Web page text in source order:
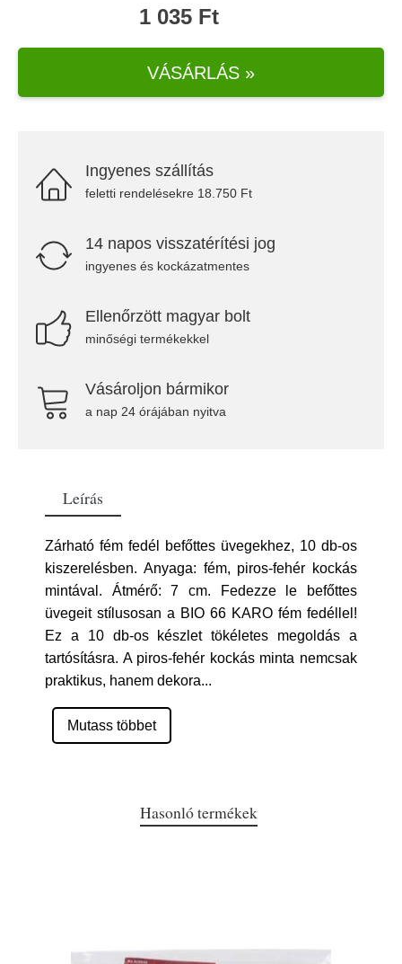
1 035 Ft
VÁSÁRLÁS »
Ingyenes szállítás
feletti rendelésekre 18.750 Ft
14 napos visszatérítési jog
ingyenes és kockázatmentes
Ellenőrzött magyar bolt
minőségi termékekkel
Vásároljon bármikor
a nap 24 órájában nyitva
Leírás
Zárható fém fedél befőttes üvegekhez, 10 db-os
kiszerelésben. Anyaga: fém, piros-fehér kockás
mintával. Átmérő: 7 cm. Fedezze le befőttes
üvegeit stílusosan a BIO 66 KARO fém fedéllel!
Ez a 10 db-os készlet tökéletes megoldás a
tartósításra. A piros-fehér kockás minta nemcsak
praktikus, hanem dekora...
Mutass többet
Hasonló termékek